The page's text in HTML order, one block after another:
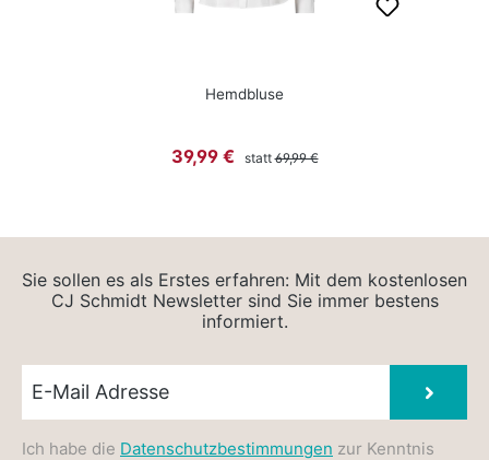
Hemdbluse
Verkaufspreis:
39,99 € statt Regulärer Preis:
69,99 €
Sie sollen es als Erstes erfahren: Mit dem kostenlosen
CJ Schmidt Newsletter sind Sie immer bestens
informiert.
Ich habe die Datenschutzbestimmungen zur Kenntnis